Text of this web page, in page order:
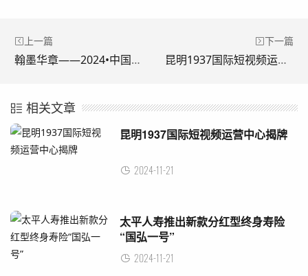
上一篇
翰墨华章——2024•中国百家金陵画展（中国画）在宁开幕
下一篇
昆明1937国际短视频运营中心揭牌
相关文章
昆明1937国际短视频运营中心揭牌
2024-11-21
太平人寿推出新款分红型终身寿险
“国弘一号”
2024-11-21